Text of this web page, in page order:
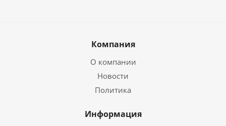
Компания
О компании
Новости
Политика
Информация